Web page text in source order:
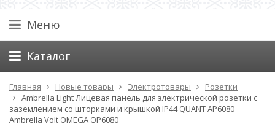
Меню
Каталог
Главная Новые товары Электротовары
Розетки
Ambrella Light Лицевая панель для электрической розетки с
заземлением со шторками и крышкой IP44 QUANT AP6080
Ambrella Volt OMEGA OP6080